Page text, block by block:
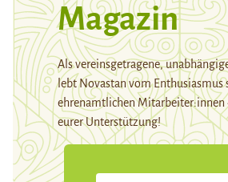
Magazin
Als vereinsgetragene,
lebt Novastan vom Enthusiasmus
ehrenamtlichen Mitarbeiter:innen
eurer Unterstützung!